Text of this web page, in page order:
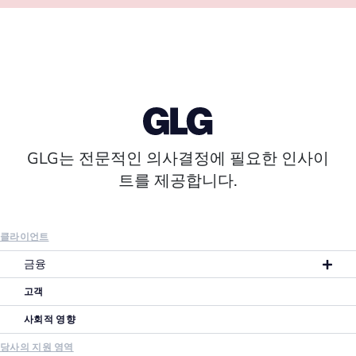
GLG는 전문적인 의사결정에 필요한 인사이
트를 제공합니다.
클라이언트
금융
고객
사회적 영향
당사의 지원 영역